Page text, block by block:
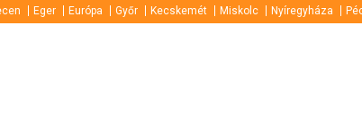
Eger Európa Győr Kecskemét Miskolc Nyíregyháza